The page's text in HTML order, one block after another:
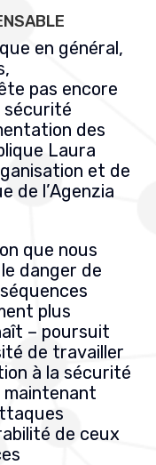
en général,
pas encore
sécurité
des
Laura
et de
de l’Agenzia
que nous
danger de
plus
– poursuit
de travailler
à la sécurité
maintenant
de ceux